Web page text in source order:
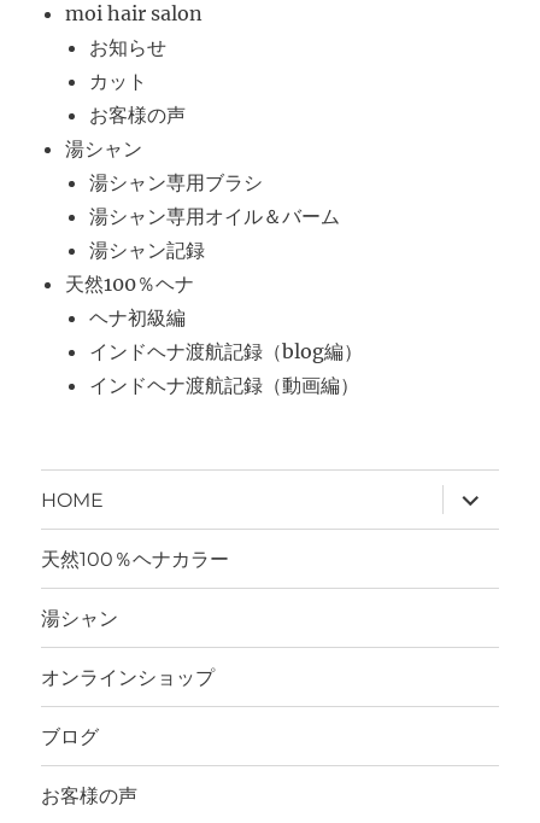
moi hair salon
お知らせ
カット
お客様の声
湯シャン
湯シャン専用ブラシ
湯シャン専用オイル＆バーム
湯シャン記録
天然100％ヘナ
ヘナ初級編
インドヘナ渡航記録（blog編）
インドヘナ渡航記録（動画編）
HOME
ブ
メ
ー
開
天然100％ヘナカラー
湯シャン
オンラインショップ
ブログ
お客様の声